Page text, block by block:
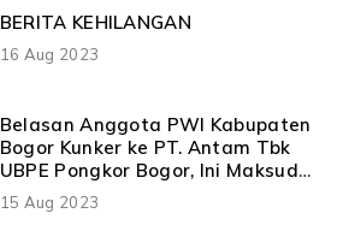
BERITA KEHILANGAN
16 Aug 2023
Belasan Anggota PWI Kabupaten
Bogor Kunker ke PT. Antam Tbk
UBPE Pongkor Bogor, Ini Maksud
dan Tujuannya
15 Aug 2023